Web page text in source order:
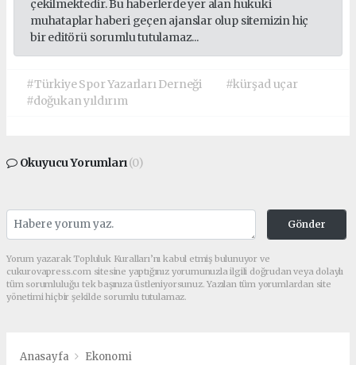
çekilmektedir. Bu haberlerde yer alan hukuki
muhataplar haberi geçen ajanslar olup sitemizin hiç
bir editörü sorumlu tutulamaz...
#Türkiye Spor Yazarları Derneği
#kürşad uçar
#doğukan yıldırım
Okuyucu Yorumları(0)
Gönder
Yorum yazarak Topluluk Kuralları’nı kabul etmiş bulunuyor ve
cukurovapress.com sitesine yaptığınız yorumunuzla ilgili doğrudan veya dolaylı
tüm sorumluluğu tek başınıza üstleniyorsunuz. Yazılan tüm yorumlardan site
yönetimi hiçbir şekilde sorumlu tutulamaz.
Anasayfa Ekonomi